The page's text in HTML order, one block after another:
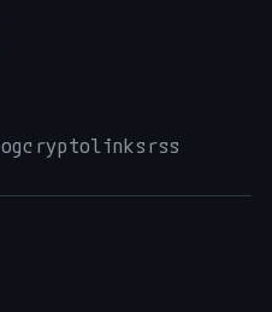
ogcryptolinksrss